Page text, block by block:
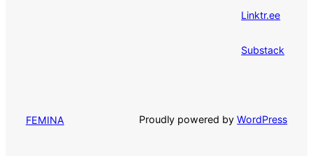
Linktr.ee
Substack
FEMINA Proudly powered byWordPress